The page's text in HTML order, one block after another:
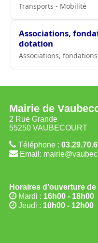
Transports - Mobilité
Associations,
dotation
Associations,
Mairie de
2 Rue Grande
55250 VAUBECOURT
Téléphone :
Email:
Horaires d'ouverture de
Mardi : 16h00 - 18h00
Jeudi : 10h00 - 12h00